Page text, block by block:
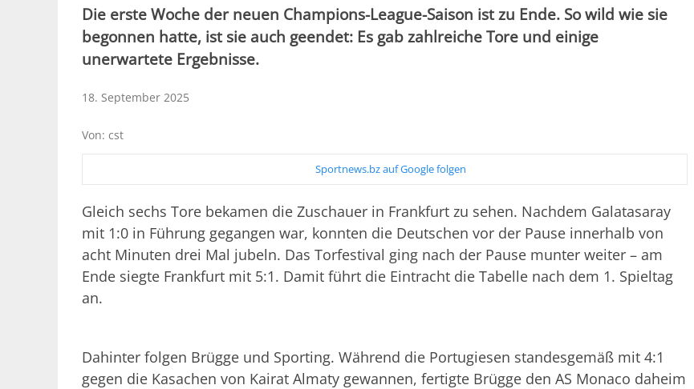
Die erste Woche der neuen Champions-League-Saison ist zu Ende. So wild wie sie
begonnen hatte, ist sie auch geendet: Es gab zahlreiche Tore und einige
unerwartete Ergebnisse.
18. September 2025
Von: cst
Sportnews.bz auf Google folgen
Gleich sechs Tore bekamen die Zuschauer in Frankfurt zu sehen. Nachdem Galatasaray
mit 1:0 in Führung gegangen war, konnten die Deutschen vor der Pause innerhalb von
acht Minuten drei Mal jubeln. Das Torfestival ging nach der Pause munter weiter – am
Ende siegte Frankfurt mit 5:1. Damit führt die Eintracht die Tabelle nach dem 1. Spieltag
an.
Dahinter folgen Brügge und Sporting. Während die Portugiesen standesgemäß mit 4:1
gegen die Kasachen von Kairat Almaty gewannen, fertigte Brügge den AS Monaco daheim